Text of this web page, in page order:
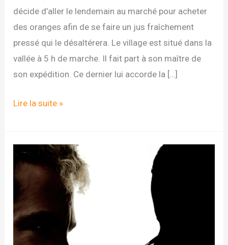
décide d’aller le lendemain au marché pour acheter
des oranges afin de se faire un jus fraîchement
pressé qui le désaltérera. Le village est situé dans la
vallée à 5 h de marche. Il fait part à son maître de
son expédition. Ce dernier lui accorde la […]
La
enseignée
à
un
moine
Lire la suite »